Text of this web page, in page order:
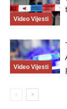
Video Vijesti
Video Vijesti